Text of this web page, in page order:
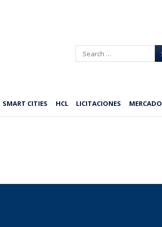
Search
SMART CITIES HCL LICITACIONES MERCADO